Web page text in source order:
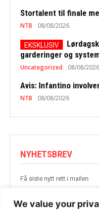
We value your
Stortalent til finale
NTB 08/08/2026
garderinger og
Uncategorized 08/08/2026
Avis: Infantino
NTB 08/08/2026
NYHETSBREV
Få siste nytt rett i mailen